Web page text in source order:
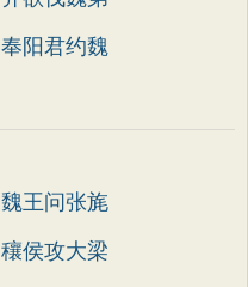
奉阳君约魏
魏王问张旄
穰侯攻大梁